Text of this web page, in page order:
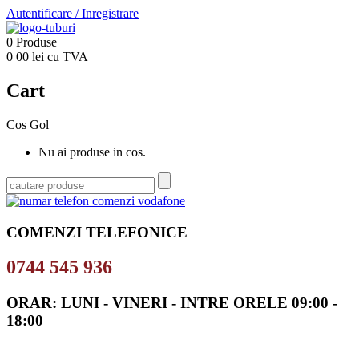
Autentificare /Inregistrare
0 Produse
0 00 lei cu TVA
Cart
Cos Gol
Nu ai produse in cos.
COMENZI TELEFONICE
0744 545 936
ORAR: LUNI - VINERI - INTRE ORELE 09:00 -
18:00